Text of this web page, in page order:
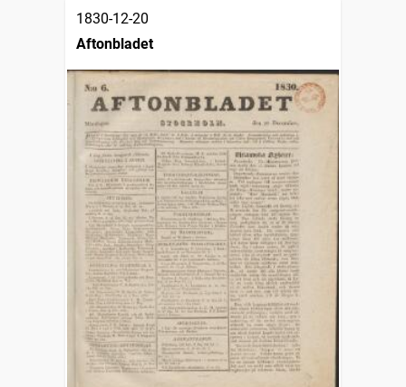
1830-12-20
Aftonbladet